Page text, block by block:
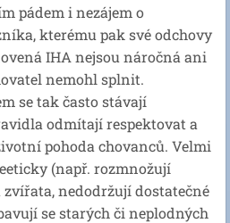
pádem i nezájem o
kterému pak své odchovy
IHA nejsou náročná ani
nemohl splnit.
se tak často stávají
odmítají respektovat a
pohoda chovanců. Velmi
(např. rozmnožují
nedodržují dostatečné
se starých či neplodných